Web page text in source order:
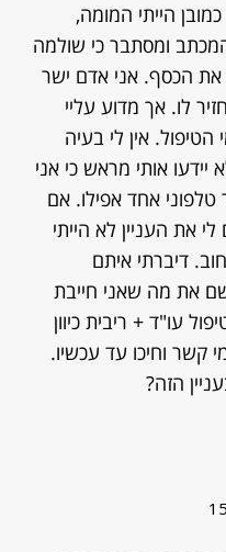
הייתי המומה,
ומסתבר כי שולמה
את הכסף. אני אדם ישר
לו. אך מדוע עליי
אין לי בעיה
אותי מראש כי אני
טלפוני אחד אפילו. אם
לי את העניין לא הייתי
דיברתי איתם
את מה שאני חייבת
עו"ד + ריבית כיוון
קשר וחיכו עד עכשיו.
הזה?